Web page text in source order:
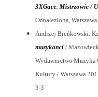
3XGace. Mistrzowie /
Odnaleziona,
Andrzej Bieńkowski.
muzykanci/
Wydawnictwo Muzyka
Kultury / Warszawa
3-3